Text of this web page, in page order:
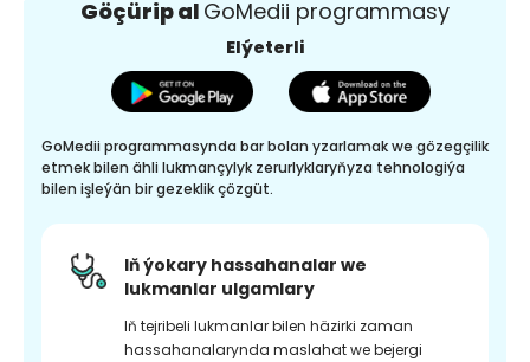
Göçürip al GoMedii programmasy
Elýeterli
GoMedii programmasynda bar bolan yzarlamak we gözegçilik
etmek bilen ähli lukmançylyk zerurlyklaryňyza tehnologiýa
bilen işleýän bir gezeklik çözgüt.
Iň ýokary hassahanalar we
lukmanlar ulgamlary
Iň tejribeli lukmanlar bilen häzirki zaman
hassahanalarynda maslahat we bejergi